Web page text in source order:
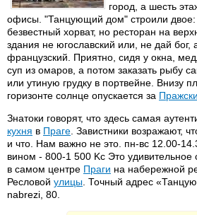
город, а шесть
офисы. "Танцующий дом" строили двое:
безвестный хорват, но ресторан на
здания не югославский или, не дай бог,
французский. Приятно, сидя у окна,
суп из омаров, а потом заказать рыбу
или утиную грудку в портвейне. Внизу
горизонте солнце опускается за
Знатоки говорят, что здесь самая
кухня в Праге . Завистники возражают,
и что. Нам важно не это. пн-вс 12.00-
вином - 800-1 500 Kc Это удивительное
в самом центре Праги на набережной
Ресловой улицы . Точный адрес
nabrezi, 80.